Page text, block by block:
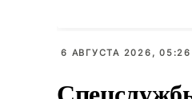
6 АВГУСТА 2026, 05:26